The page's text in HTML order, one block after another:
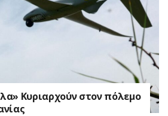
Κυριαρχούν στον πόλεμο